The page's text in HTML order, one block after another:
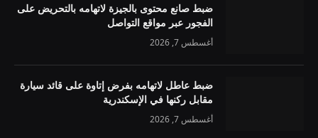
ضبط صانع محتوى بالجيزة لاتهامه بالتحريض على
الفجور عبر مواقع التواصل
أغسطس 7, 2026
ضبط عاطل لاتهامه بفرض إتاوة على قائد سيارة
مقابل ركنها في الإسكندرية
أغسطس 7, 2026